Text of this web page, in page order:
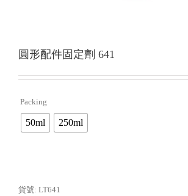
圓形配件固定劑 641
Packing
50ml 250ml
貨號: LT641